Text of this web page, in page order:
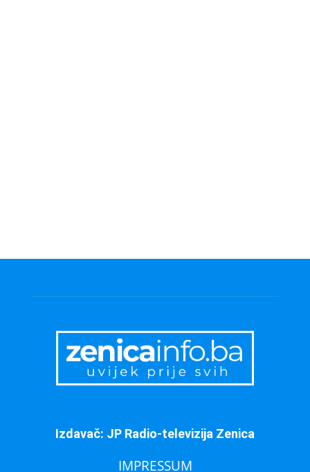
Izdavač: JP Radio-televizija Zenica
IMPRESSUM